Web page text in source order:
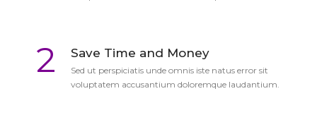
2 Save Time and Money
Sed ut perspiciatis unde omnis iste natus error sit
voluptatem accusantium doloremque laudantium.